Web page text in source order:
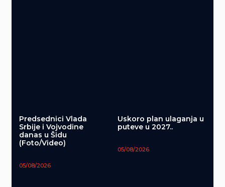
Predsednici Vlada
Srbije i Vojvodine
danas u Šidu
(Foto/Video)
05/08/2026
Uskoro plan ulaganja u
puteve u 2027..
05/08/2026